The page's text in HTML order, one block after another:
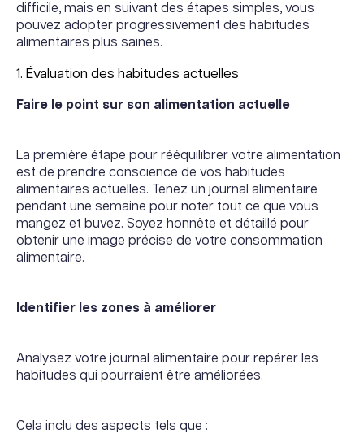
difficile, mais en suivant des étapes simples, vous
pouvez adopter progressivement des habitudes
alimentaires plus saines.
1. Évaluation des habitudes actuelles
Faire le point sur son alimentation actuelle
La première étape pour rééquilibrer votre alimentation
est de prendre conscience de vos habitudes
alimentaires actuelles. Tenez un journal alimentaire
pendant une semaine pour noter tout ce que vous
mangez et buvez. Soyez honnête et détaillé pour
obtenir une image précise de votre consommation
alimentaire.
Identifier les zones à améliorer
Analysez votre journal alimentaire pour repérer les
habitudes qui pourraient être améliorées.
Cela inclu des aspects tels que :